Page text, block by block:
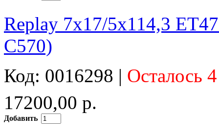
Replay 7x17/5x114,3
C570)
Код: 0016298 | Осталось
17200,00 р.
Добавить